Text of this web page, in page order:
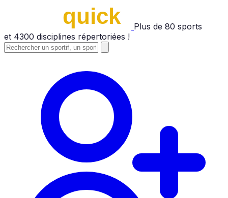
Plus de 80 sports
et 4300 disciplines répertoriées !